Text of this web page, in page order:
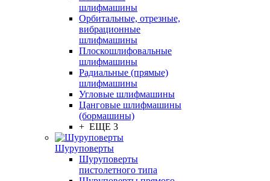
шлифмашины
Орбитальные, отрезные,
вибрационные
шлифмашины
Плоскошлифовальные
шлифмашины
Радиальные (прямые)
шлифмашины
Угловые шлифмашины
Цанговые шлифмашины
(бормашины)
+ ЕЩЕ 3
Шуруповерты
Шуруповерты
пистолетного типа